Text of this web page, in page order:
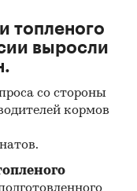
и базы
ООН
Agriculture
топленого
выросли
со стороны
кормов